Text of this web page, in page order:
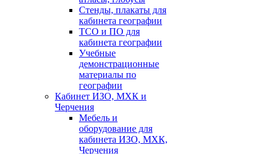
Стенды, плакаты для
кабинета географии
ТСО и ПО для
кабинета географии
Учебные
демонстрационные
материалы по
географии
Кабинет ИЗО, МХК и
Черчения
Мебель и
оборудование для
кабинета ИЗО, МХК,
Черчения